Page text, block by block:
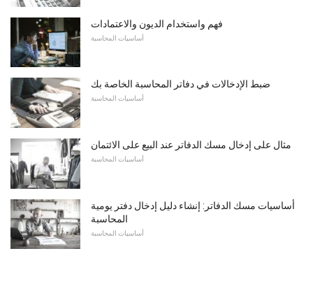
فهم واستخدام الديون والاعتمادات
أساسيات المحاسبة
ضبط الإدخالات في دفاتر المحاسبة الخاصة بك
أساسيات المحاسبة
مثال على إدخال مسك الدفاتر عند البيع على الائتمان
أساسيات المحاسبة
أساسيات مسك الدفاتر: إنشاء دليل إدخال دفتر يومية
المحاسبة
أساسيات المحاسبة